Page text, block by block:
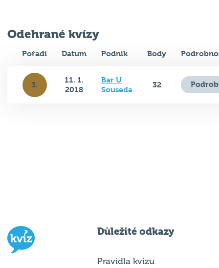
Odehrané kvízy
Pořadí Datum Podnik Body
3.
11. 1.
2018
Bar U
Souseda
32
Důležité odkazy
Pravidla kvízu